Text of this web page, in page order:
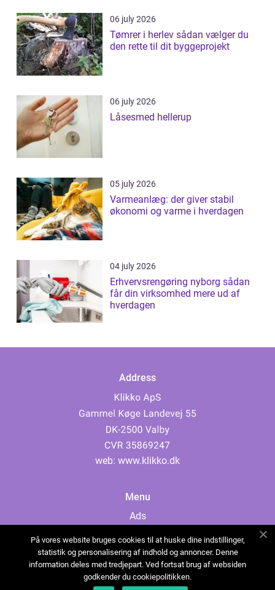
06 july 2026
Tømrer i herlev sådan vælger du
den rette til dit byggeprojekt
06 july 2026
Låsesmed hellerup
05 july 2026
Varmeanlæg: der giver stabil
økonomi og varme i hverdagen
04 july 2026
Erhvervsrengøring nyborg sådan
får din virksomhed mere ud af
hverdagen
Address
web: www.klikko.dk
Menu
Ads
Cookies
Contact
Sitemap
På vores website bruges cookies til at huske dine indstillinger,
statistik og personalisering af indhold og annoncer. Denne
information deles med tredjepart. Ved fortsat brug af websiden
godkender du cookiepolitikken.